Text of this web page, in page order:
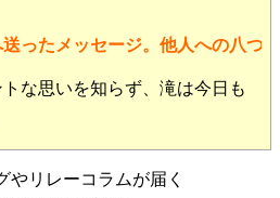
ったメッセージ。他人への八つ
な思いを知らず、滝は今日も
やリレーコラムが届く